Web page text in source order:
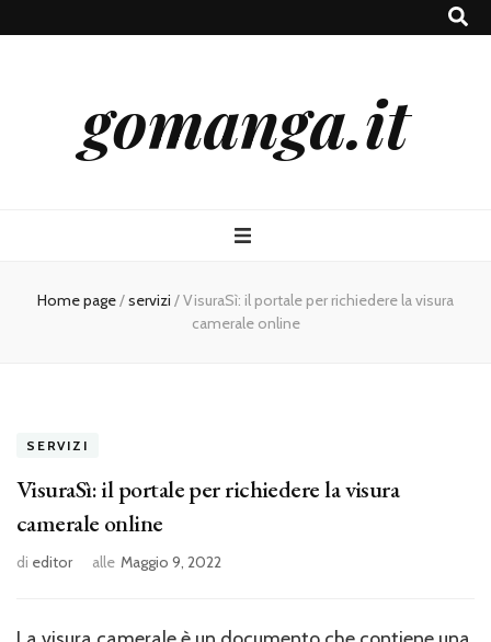
gomanga.it
Home page/servizi /VisuraSì: il portale per richiedere la visura
camerale online
SERVIZI
VisuraSì: il portale per richiedere la visura
camerale online
di editor alle Maggio 9, 2022